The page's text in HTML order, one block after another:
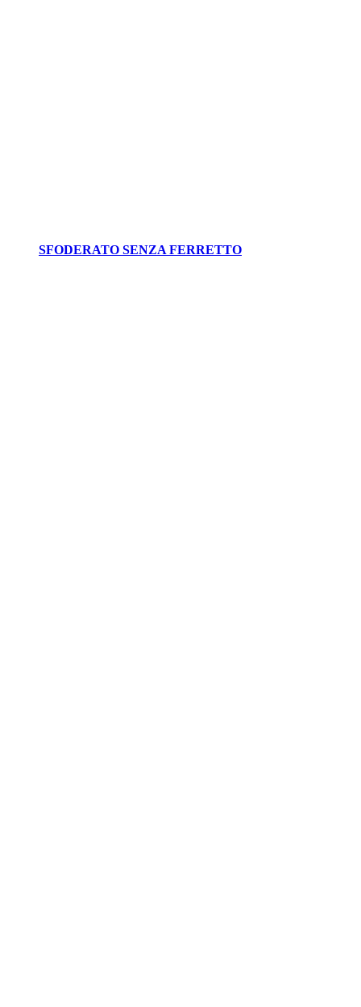
SFODERATO SENZA FERRETTO